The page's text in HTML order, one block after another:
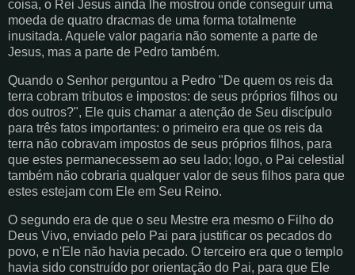
coisa, o Rei Jesus ainda lhe mostrou onde conseguir uma
moeda de quatro dracmas de uma forma totalmente
inusitada. Aquele valor pagaria não somente a parte de
Jesus, mas a parte de Pedro também.
Quando o Senhor perguntou a Pedro "De quem os reis da
terra cobram tributos e impostos: de seus próprios filhos ou
dos outros?", Ele quis chamar a atenção de Seu discípulo
para três fatos importantes: o primeiro era que os reis da
terra não cobravam impostos de seus próprios filhos, para
que estes permanecessem ao seu lado; logo, o Pai celestial
também não cobraria qualquer valor de seus filhos para que
estes estejam com Ele em Seu Reino.
O segundo era de que o seu Mestre era mesmo o Filho do
Deus Vivo, enviado pelo Pai para justificar os pecados do
povo, e n'Ele não havia pecado. O terceiro era que o templo
havia sido construído por orientação do Pai, para que Ele